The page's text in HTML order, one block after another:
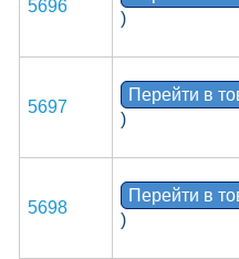
5696
)
5697
Перейти в
)
5698
Перейти в
)